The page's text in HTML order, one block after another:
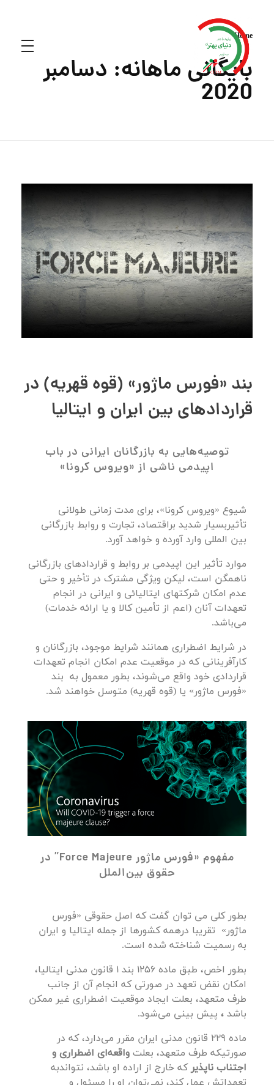
Home
بایگانی ماهانه: دسامبر
2020
بند «فورس ماژور» (قوه قهریه) در
قراردادهای بین ایران و ایتالیا
توصیه‌هایی به بازرگانان ایرانی در باب
اپیدمی ناشی از «ویروس کرونا»
شیوع «ویروس کرونا»، برای مدت زمانی طولانی
تأثیربسیار شدید براقتصاد، تجارت و روابط بازرگانی
بین المللی وارد آورده و خواهد آورد.
موارد تأثیر این اپیدمی بر روابط و قراردادهای بازرگانی
ناهمگن است، لیکن ویژگی مشترک در تأخیر و حتی
عدم امکان شرکتهای ایتالیائی و ایرانی در انجام
تعهدات آنان (اعم از تأمین کالا و یا ارائه خدمات)
می‌باشد.
در شرایط اضطراری همانند شرایط موجود، بازرگانان و
کارآفرینانی که در موقعیت عدم امکان انجام تعهدات
قراردادی خود واقع می‌شوند، بطور معمول به بند
«فورس ماژور» یا (قوه قهریه) متوسل خواهند شد.
مفهوم «فورس ماژور Force Majeure” در
حقوق بین‌الملل
بطور کلی می توان گفت که اصل حقوقی «فورس
ماژور» تقریبا درهمه کشورها از جمله ایتالیا و ایران
به رسمیت شناخته شده است.
بطور اخص، طبق ماده 1256 بند 1 قانون مدنی ایتالیا،
امکان نقض تعهد در صورتی که انجام آن از جانب
طرف متعهد، بعلت ایجاد موقعیت اضطراری غیر ممکن
باشد ، پیش بینی می‌شود.
ماده 229 قانون مدنی ایران مقرر می‌دارد، که در
صورتیکه طرف متعهد، بعلت واقعه‌ای اضطراری و
اجتناب ناپذیر که خارج از اراده او باشد، نتواندبه